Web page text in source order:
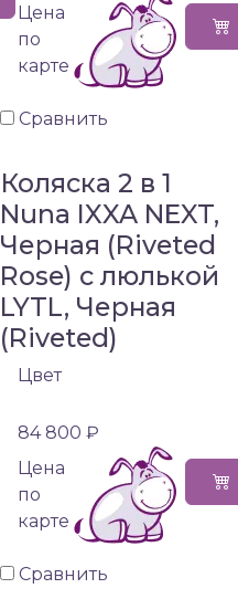
Цена
по
карте
Сравнить
Коляска 2 в 1
Nuna IXXA NEXT,
Черная (Riveted
Rose) с люлькой
LYTL, Черная
(Riveted)
Цвет
84 800 ₽
Цена
по
карте
Сравнить